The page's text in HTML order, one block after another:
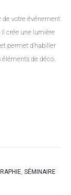
de votre événement
crée une lumière
permet d’habiller
de déco.
, SÉMINAIRE